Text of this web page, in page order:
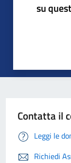
su
Contatta il
Leggi le
Richiedi